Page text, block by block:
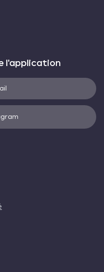
l'application